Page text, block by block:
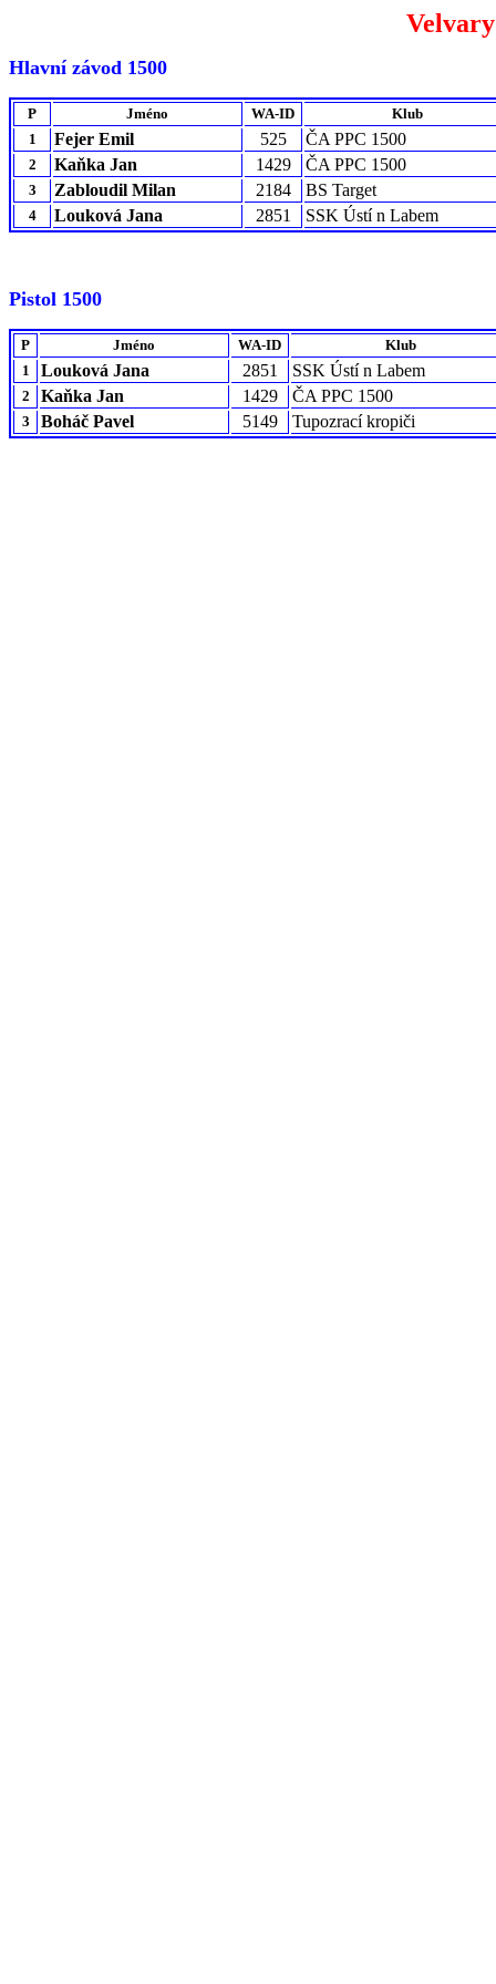
Velvary
Hlavní závod 1500
P Jméno WA-ID
Klub
1
Fejer Emil 525 ČA PPC 1500
2 Kaňka Jan 1429 ČA PPC 1500
3 Zabloudil Milan 2184 BS Target
4 Louková Jana 2851 SSK Ústí n Labem
Pistol 1500
P Jméno WA-ID
Klub
1
Louková Jana 2851 SSK Ústí n Labem
2 Kaňka Jan 1429 ČA PPC 1500
3 Boháč Pavel 5149 Tupozrací kropiči